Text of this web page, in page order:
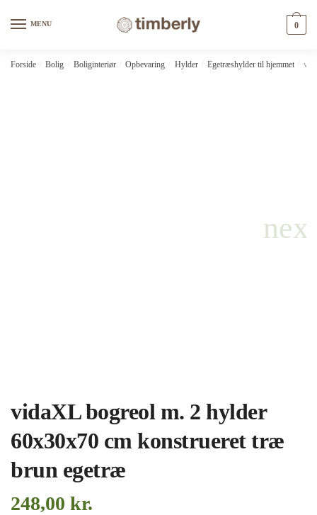
MENU 0
Forside Bolig Boliginteriør Opbevaring Hylder Egetræshylder til hjemmet
vidaXL bogreol m. 2 hylder
60x30x70 cm konstrueret træ
brun egetræ
248,00 kr.